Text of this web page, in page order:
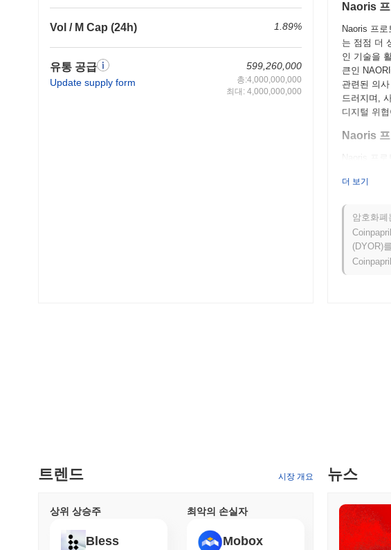
Vol / M Cap (24h) 1.89%
유통 공급
Update supply form
599,260,000
총:4,000,000,000
최대: 4,000,000,000
Naoris
Naoris 프
는 점점 더
인 기술을
큰인
관련된 의
드러지며,
디지털 위
Naoris
Naoris 프
이 단계는
강화하는
델을 통해
궤적을 설
Naoris
운용성 및
Naoris 프
NAORIS
로토콜에
더 보기
암호화
(DYOR)
트렌드 시장 개요
상위 상승주
Bless
최악의 손실자
Mobox
뉴스